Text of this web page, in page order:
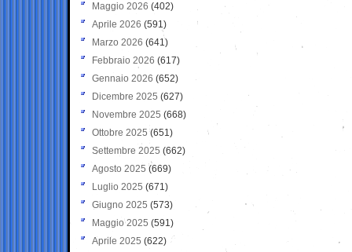
Maggio 2026 (402)
Aprile 2026 (591)
Marzo 2026 (641)
Febbraio 2026 (617)
Gennaio 2026 (652)
Dicembre 2025 (627)
Novembre 2025 (668)
Ottobre 2025 (651)
Settembre 2025 (662)
Agosto 2025 (669)
Luglio 2025 (671)
Giugno 2025 (573)
Maggio 2025 (591)
Aprile 2025 (622)